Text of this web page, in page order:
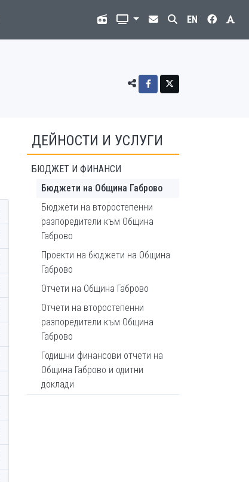
EN
ДЕЙНОСТИ И УСЛУГИ
БЮДЖЕТ И ФИНАНСИ
Бюджети на Община Габрово
Бюджети на второстепенни
разпоредители към Община
Габрово
Проекти на бюджети на Община
Габрово
Отчети на Община Габрово
Отчети на второстепенни
разпоредители към Община
Габрово
Годишни финансови отчети на
Община Габрово и одитни
доклади